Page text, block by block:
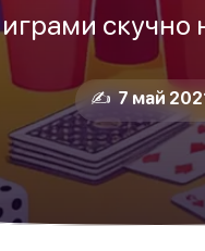
играми скучно
✍️ 7 май